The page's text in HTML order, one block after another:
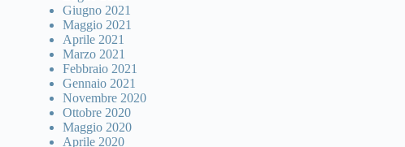
Giugno 2021
Maggio 2021
Aprile 2021
Marzo 2021
Febbraio 2021
Gennaio 2021
Novembre 2020
Ottobre 2020
Maggio 2020
Aprile 2020